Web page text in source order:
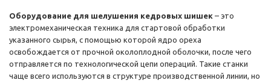
Оборудование для шелушения кедровых шишек – это
электромеханическая техника для стартовой обработки
указанного сырья, с помощью которой ядро ореха
освобождается от прочной околоплодной оболочки, после чего
отправляется по технологической цепи операций. Такие станки
чаще всего используются в структуре производственной линии, но